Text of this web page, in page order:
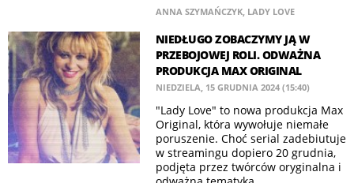
ANNA SZYMAŃCZYK, LADY LOVE
NIEDŁUGO ZOBACZYMY JĄ W
PRZEBOJOWEJ ROLI. ODWAŻNA
PRODUKCJA MAX ORIGINAL
NIEDZIELA, 15 GRUDNIA 2024 (15:40)
"Lady Love" to nowa produkcja Max
Original, która wywołuje niemałe
poruszenie. Choć serial zadebiutuje
w streamingu dopiero 20 grudnia,
podjęta przez twórców oryginalna i